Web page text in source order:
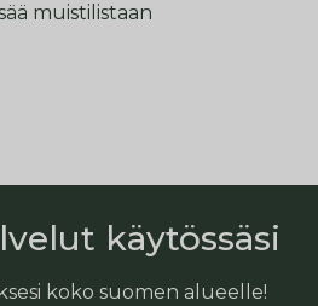
muistilistaan
käytössäsi
koko suomen alueelle!